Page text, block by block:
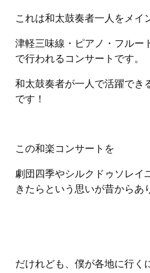
これは和太鼓奏者一人をメイ
津軽三味線・ピアノ・フルー
で行われるコンサートです。
和太鼓奏者が一人で活躍でき
です！
この和楽コンサートを
劇団四季やシルクドゥソレイ
きたらという思いが昔からあ
だけれども、僕が各地に行く